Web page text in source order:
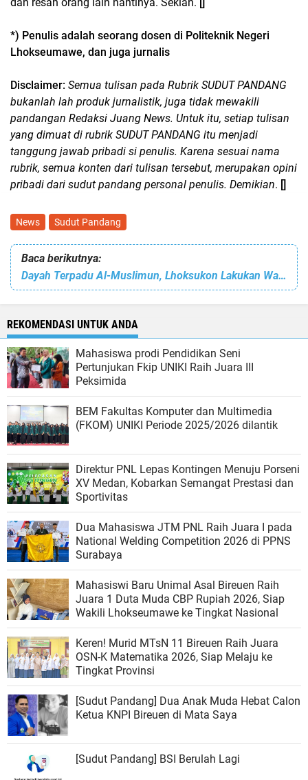
*) Penulis adalah seorang dosen di Politeknik Negeri
Lhokseumawe, dan juga jurnalis
Disclaimer: Semua tulisan pada Rubrik SUDUT PANDANG
bukanlah lah produk jurnalistik, juga tidak mewakili
pandangan Redaksi Juang News. Untuk itu, setiap tulisan
yang dimuat di rubrik SUDUT PANDANG itu menjadi
tanggung jawab pribadi si penulis. Karena sesuai nama
rubrik, semua konten dari tulisan tersebut, merupakan opini
pribadi dari sudut pandang personal penulis. Demikian. []
News Sudut Pandang
Baca berikutnya:
Dayah Terpadu Al-Muslimun, Lhoksukon Lakukan Wawancara Calon Karyawan dan Guru Baru
REKOMENDASI UNTUK ANDA
Mahasiswa prodi Pendidikan Seni
Pertunjukan Fkip UNIKI Raih Juara III
Peksimida
BEM Fakultas Komputer dan Multimedia
(FKOM) UNIKI Periode 2025/2026 dilantik
Direktur PNL Lepas Kontingen Menuju Porseni
XV Medan, Kobarkan Semangat Prestasi dan
Sportivitas
Dua Mahasiswa JTM PNL Raih Juara I pada
National Welding Competition 2026 di PPNS
Surabaya
Mahasiswi Baru Unimal Asal Bireuen Raih
Juara 1 Duta Muda CBP Rupiah 2026, Siap
Wakili Lhokseumawe ke Tingkat Nasional
Keren! Murid MTsN 11 Bireuen Raih Juara
OSN-K Matematika 2026, Siap Melaju ke
Tingkat Provinsi
[Sudut Pandang] Dua Anak Muda Hebat Calon
Ketua KNPI Bireuen di Mata Saya
[Sudut Pandang] BSI Berulah Lagi